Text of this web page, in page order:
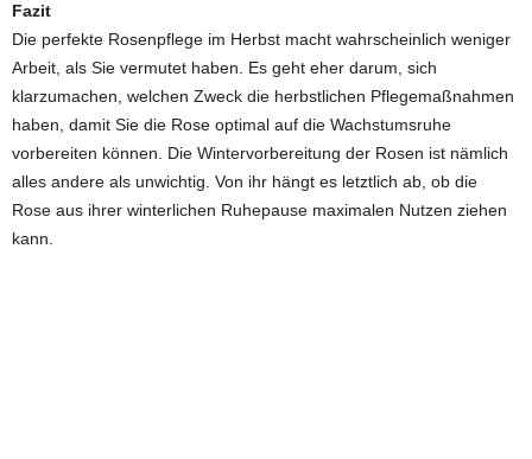
Fazit
Die perfekte Rosenpflege im Herbst macht wahrscheinlich weniger
Arbeit, als Sie vermutet haben. Es geht eher darum, sich
klarzumachen, welchen Zweck die herbstlichen Pflegemaßnahmen
haben, damit Sie die Rose optimal auf die Wachstumsruhe
vorbereiten können. Die Wintervorbereitung der Rosen ist nämlich
alles andere als unwichtig. Von ihr hängt es letztlich ab, ob die
Rose aus ihrer winterlichen Ruhepause maximalen Nutzen ziehen
kann.